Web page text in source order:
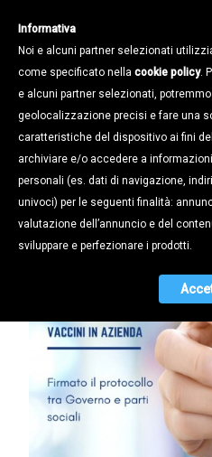
VACCINI IN AZIENDA:
SOTTOSCRITTO IL
«VOGLIAMO CHE
DIVENTINO DELLE
FREE”»
Informativa
Noi e alcuni partner selezionati
come specificato nella cookie policy.
e alcuni partner selezionati,
geolocalizzazione precisi e fare una
caratteristiche del dispositivo ai fini
archiviare e/o accedere a
personali (es. dati di navigazione,
univoci) per le seguenti finalità:
valutazione dell’annuncio e del
sviluppare e perfezionare i prodotti.